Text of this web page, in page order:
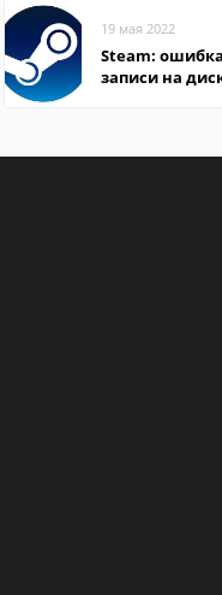
19 мая 2022
Steam:
записи на